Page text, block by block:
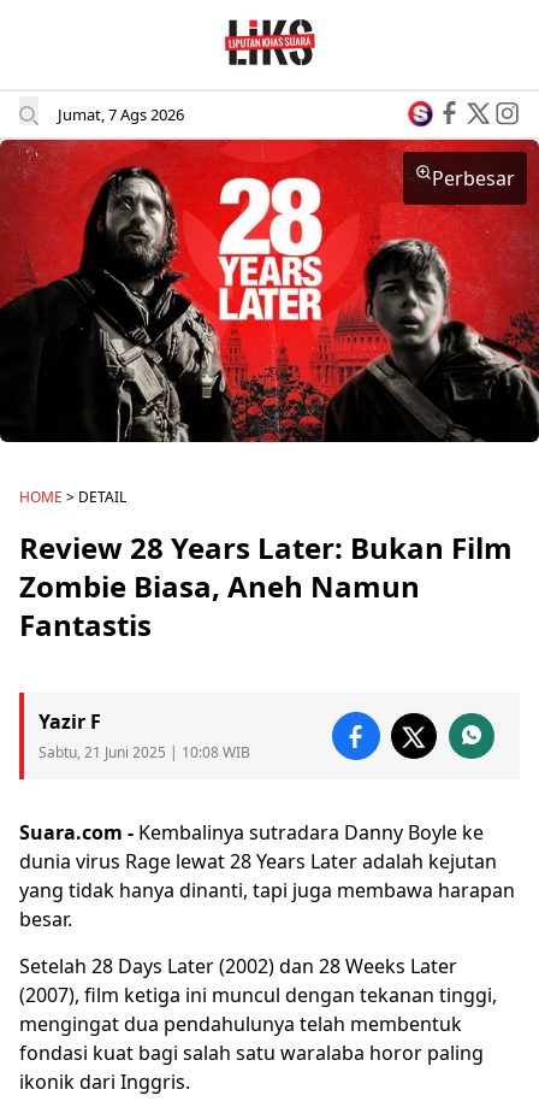
Jumat, 7 Ags 2026
Perbesar
HOME > DETAIL
Review 28 Years Later: Bukan Film
Zombie Biasa, Aneh Namun
Fantastis
Yazir F
Sabtu, 21 Juni 2025 | 10:08 WIB
Suara.com - Kembalinya sutradara Danny Boyle ke
dunia virus Rage lewat28 Years Lateradalah kejutan
yang tidak hanya dinanti, tapi juga membawa harapan
besar.
Setelah 28 Days Later (2002) dan 28 Weeks Later
(2007), film ketiga ini muncul dengan tekanan tinggi,
mengingat dua pendahulunya telah membentuk
fondasi kuat bagi salah satu waralaba horor paling
ikonik dari Inggris.